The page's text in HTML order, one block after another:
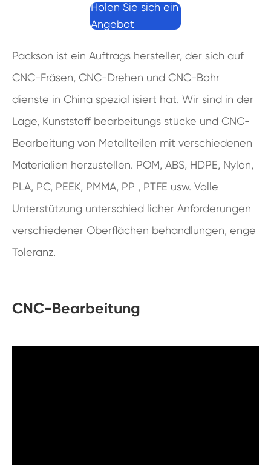
Packson ist ein Auftrags hersteller, der sich auf
CNC-Fräsen, CNC-Drehen und CNC-Bohr
dienste in China spezial isiert hat. Wir sind in der
Lage, Kunststoff bearbeitungs stücke und CNC-
Bearbeitung von Metallteilen mit verschiedenen
Materialien herzustellen. POM, ABS, HDPE, Nylon,
PLA, PC, PEEK, PMMA, PP , PTFE usw. Volle
Unterstützung unterschied licher Anforderungen
verschiedener Oberflächen behandlungen, enge
Toleranz.
Holen Sie sich ein
Angebot
CNC-Bearbeitung